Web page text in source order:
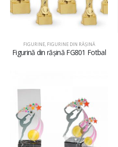
FIGURINE, FIGURINE DIN RĂŞINĂ
Figurină din rășină FG801 Fotbal